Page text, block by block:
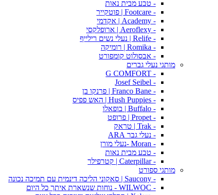
- טבע מבית נאות
- Footcare | פוטקייר
- Academy | אקדמי
- Aeroflexy | ארופלקסי
- Relife | נעלי נשים רילייף
- Romika | רומיקה
- אבסולוט קומפורט
מותגי נעלי גברים
- G COMFORT
- Josef Seibel
- Franco Bane | פרנקו בן
- Hush Puppies | האש פפיס
- Buffalo | בופאלו
- Propet | פרופט
- Trak | טראק
- נעלי גבר ARA
- Moran -נעלי מורן
- טבע מבית נאות
- Caterpillar | קטרפילר
מותגי ספורט
- Saucony | סאקוני הליכה דינמית עם תמיכה נכונה
- WILWOC - נוחות שנשארת איתך כל היום